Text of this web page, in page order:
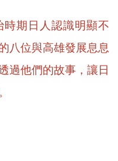
時期日人認識明顯不
八位與高雄發展息息
過他們的故事，讓日